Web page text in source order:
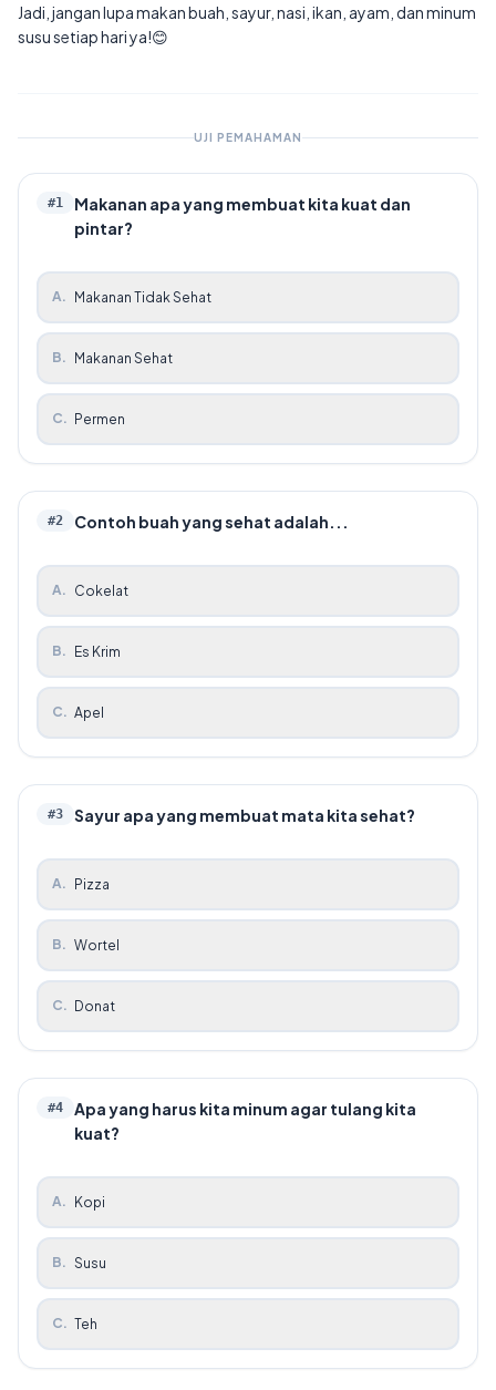
Jadi, jangan lupa makan buah, sayur, nasi, ikan, ayam, dan minum
susu setiap hari ya!😊
UJI PEMAHAMAN
#1
Makanan apa yang membuat kita kuat dan
pintar?
A. Makanan Tidak Sehat
B. Makanan Sehat
C. Permen
#2 Contoh buah yang sehat adalah...
A. Cokelat
B. Es Krim
C. Apel
#3 Sayur apa yang membuat mata kita sehat?
A. Pizza
B. Wortel
C. Donat
#4
Apa yang harus kita minum agar tulang kita
kuat?
A. Kopi
B. Susu
C. Teh